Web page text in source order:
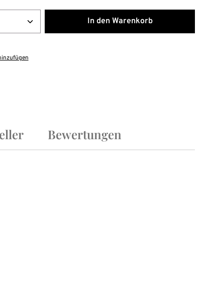
Gib den gewünschten Wert ein
In den Warenkorb
Bewertungen